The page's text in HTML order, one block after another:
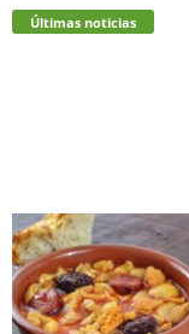
Últimas noticias